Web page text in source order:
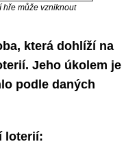
hře může vzniknout
která dohlíží na
Jeho úkolem je
podle daných
loterií: